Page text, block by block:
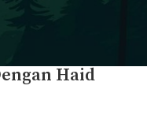
Haid